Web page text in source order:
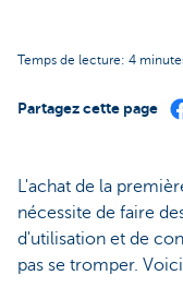
Temps de lecture: 4
Partagez cette page
L'achat de la
nécessite de faire
d'utilisation et de
pas se tromper.